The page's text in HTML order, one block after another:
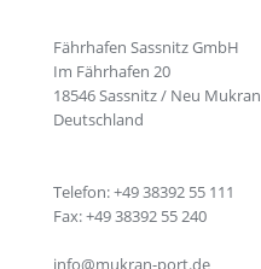
Fährhafen Sassnitz GmbH
Im Fährhafen 20
18546 Sassnitz / Neu Mukran
Deutschland
Telefon: +49 38392 55 111
Fax: +49 38392 55 240
info@mukran-port.de